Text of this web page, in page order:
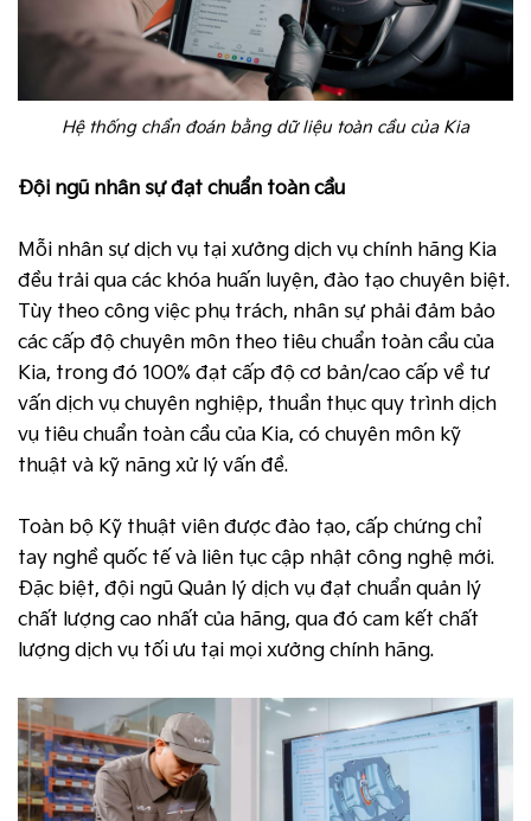
Hệ thống chẩn đoán bằng dữ liệu toàn cầu của Kia
Đội ngũ nhân sự đạt chuẩn toàn cầu
Mỗi nhân sự dịch vụ tại xưởng dịch vụ chính hãng Kia
đều trải qua các khóa huấn luyện, đào tạo chuyên biệt.
Tùy theo công việc phụ trách, nhân sự phải đảm bảo
các cấp độ chuyên môn theo tiêu chuẩn toàn cầu của
Kia, trong đó 100% đạt cấp độ cơ bản/cao cấp về tư
vấn dịch vụ chuyên nghiệp, thuần thục quy trình dịch
vụ tiêu chuẩn toàn cầu của Kia, có chuyên môn kỹ
thuật và kỹ năng xử lý vấn đề.
Toàn bộ Kỹ thuật viên được đào tạo, cấp chứng chỉ
tay nghề quốc tế và liên tục cập nhật công nghệ mới.
Đặc biệt, đội ngũ Quản lý dịch vụ đạt chuẩn quản lý
chất lượng cao nhất của hãng, qua đó cam kết chất
lượng dịch vụ tối ưu tại mọi xưởng chính hãng.